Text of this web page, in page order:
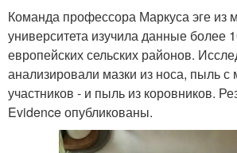
Команда профессора Маркуса эге из
университета изучила данные более
европейских сельских районов.
анализировали мазки из носа, пыль с
участников - и пыль из коровников.
Evidence опубликованы.